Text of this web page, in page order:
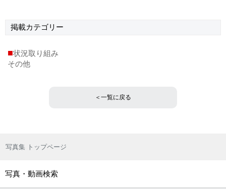
掲載カテゴリー
■状況取り組み
その他
＜一覧に戻る
写真集 トップページ
写真・動画検索